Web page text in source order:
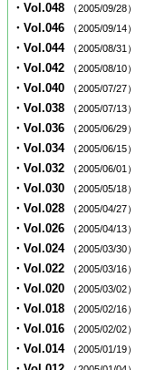
・Vol.048 （2005/09/28）
・Vol.046 （2005/09/14）
・Vol.044 （2005/08/31）
・Vol.042 （2005/08/10）
・Vol.040 （2005/07/27）
・Vol.038 （2005/07/13）
・Vol.036 （2005/06/29）
・Vol.034 （2005/06/15）
・Vol.032 （2005/06/01）
・Vol.030 （2005/05/18）
・Vol.028 （2005/04/27）
・Vol.026 （2005/04/13）
・Vol.024 （2005/03/30）
・Vol.022 （2005/03/16）
・Vol.020 （2005/03/02）
・Vol.018 （2005/02/16）
・Vol.016 （2005/02/02）
・Vol.014 （2005/01/19）